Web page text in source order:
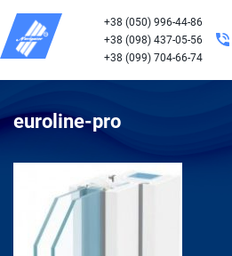
+38 (050) 996-44-86
+38 (098) 437-05-56
+38 (099) 704-66-74
euroline-pro